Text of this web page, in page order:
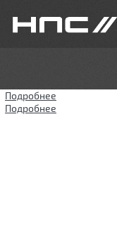
Подробнее
Подробнее